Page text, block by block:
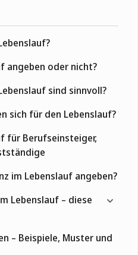
angeben oder nicht?
sind sinnvoll?
sich für den Lebenslauf?
für Berufseinsteiger,
im Lebenslauf angeben?
Lebenslauf – diese
– Beispiele, Muster und